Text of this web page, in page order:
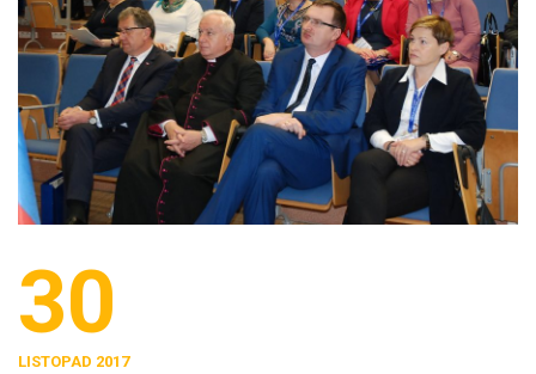
30
LISTOPAD 2017